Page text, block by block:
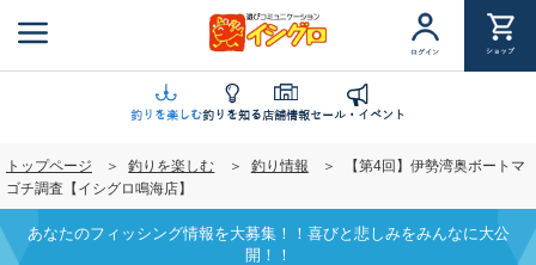
ン
ツ
移
ログイン ショップ
釣りを楽しむ釣りを知る店舗情報セール・イベント
トップページ 釣りを楽しむ 釣り情報
【第4回】伊勢湾奥ボートマ
ゴチ調査【イシグロ鳴海店】
あなたのフィッシング情報を大募集！！喜びと悲しみをみんなに大公
開！！